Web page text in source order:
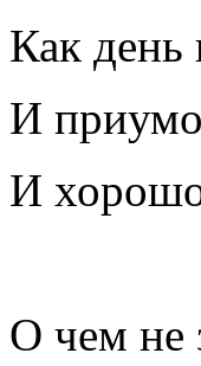
Как день
И
И
О чем не